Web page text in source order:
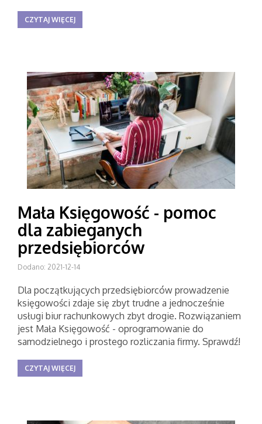
CZYTAJ WIĘCEJ
Mała Księgowość - pomoc
dla zabieganych
przedsiębiorców
Dodano: 2021-12-14
Dla początkujących przedsiębiorców prowadzenie
księgowości zdaje się zbyt trudne a jednocześnie
usługi biur rachunkowych zbyt drogie. Rozwiązaniem
jest Mała Księgowość - oprogramowanie do
samodzielnego i prostego rozliczania firmy. Sprawdź!
CZYTAJ WIĘCEJ